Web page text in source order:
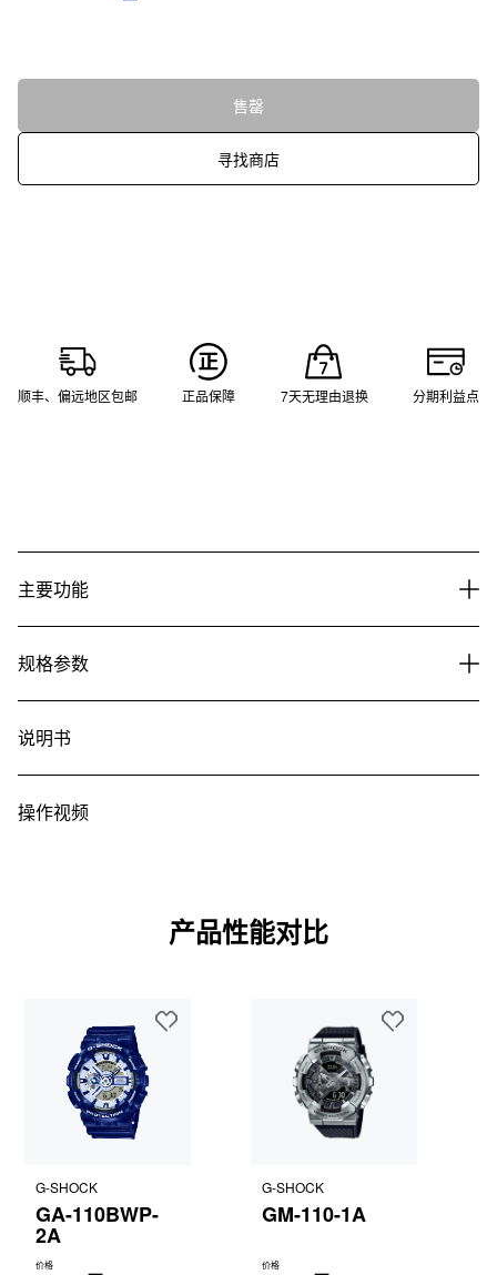
售罄
寻找商店
顺丰、偏远地区包邮 正品保障 7天无理由退换 分期利益点
主要功能
规格参数
说明书
操作视频
产品性能对比
G-SHOCK
GA-110BWP-
2A
价格
G-SHOCK
GM-110-1A
价格